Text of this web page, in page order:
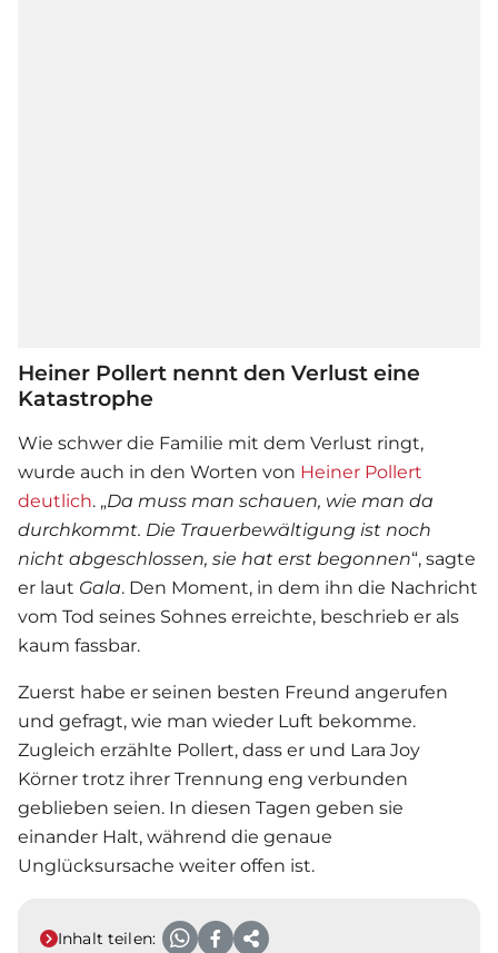
Heiner Pollert nennt den Verlust eine
Katastrophe
Wie schwer die Familie mit dem Verlust ringt,
wurde auch in den Worten von Heiner Pollert
deutlich. „Da muss man schauen, wie man da
durchkommt. Die Trauerbewältigung ist noch
nicht abgeschlossen, sie hat erst begonnen“, sagte
er laut Gala. Den Moment, in dem ihn die Nachricht
vom Tod seines Sohnes erreichte, beschrieb er als
kaum fassbar.
Zuerst habe er seinen besten Freund angerufen
und gefragt, wie man wieder Luft bekomme.
Zugleich erzählte Pollert, dass er und Lara Joy
Körner trotz ihrer Trennung eng verbunden
geblieben seien. In diesen Tagen geben sie
einander Halt, während die genaue
Unglücksursache weiter offen ist.
Inhalt teilen: